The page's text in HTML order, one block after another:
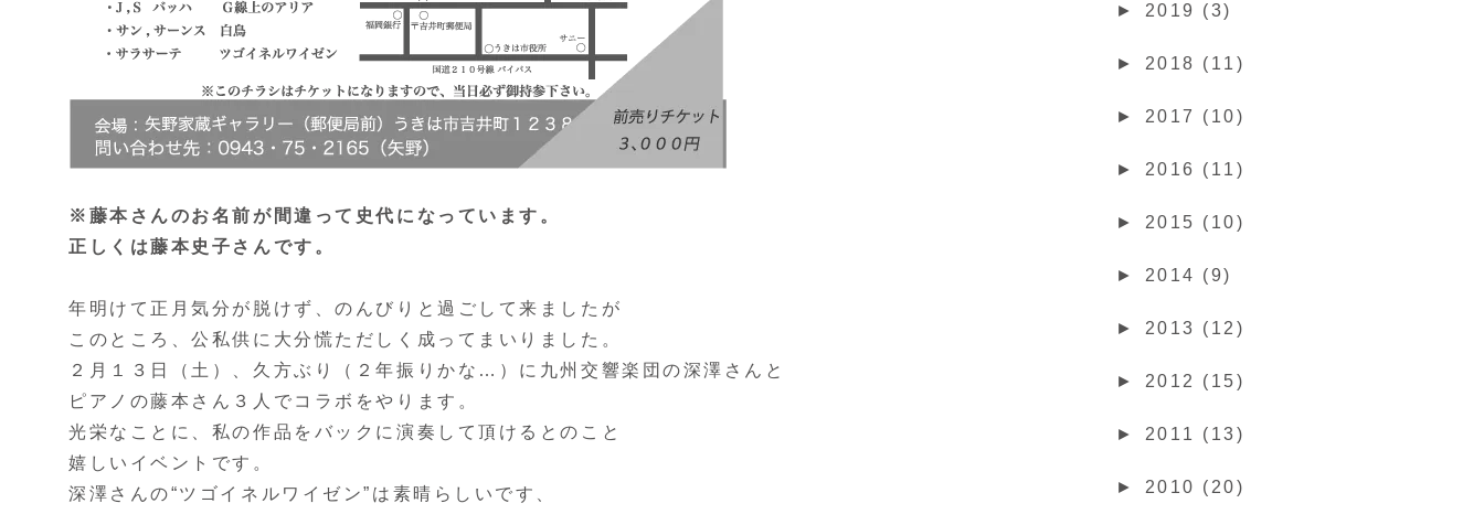
※藤本さんのお名前が間違って史代になっています。
正しくは藤本史子さんです。
年明けて正月気分が脱けず、のんびりと過ごして来ましたが
このところ、公私供に大分慌ただしく成ってまいりました。
２月１３日（土）、久方ぶり（２年振りかな…）に九州交響楽団の深澤さんと
ピアノの藤本さん３人でコラボをやります。
光栄なことに、私の作品をバックに演奏して頂けるとのこと
嬉しいイベントです。
深澤さんの“ツゴイネルワイゼン”は素晴らしいです、
► 2019 (3)
► 2018 (11)
► 2017 (10)
► 2016 (11)
► 2015 (10)
► 2014 (9)
► 2013 (12)
► 2012 (15)
► 2011 (13)
► 2010 (20)